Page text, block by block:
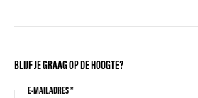
BLIJF JE GRAAG OP DE HOOGTE?
E-MAILADRES*